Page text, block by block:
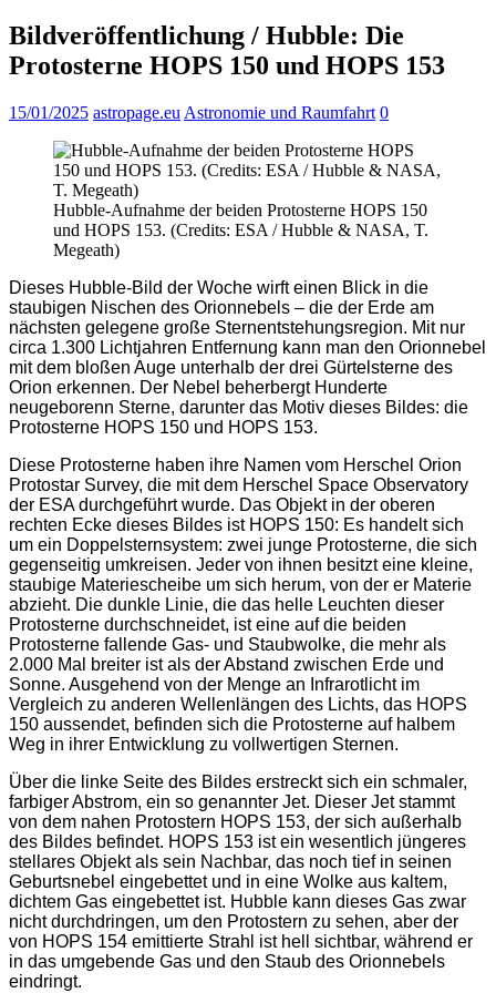
Bildveröffentlichung / Hubble: Die
Protosterne HOPS 150 und HOPS 153
15/01/2025 astropage.eu Astronomie und Raumfahrt 0
Hubble-Aufnahme der beiden Protosterne HOPS 150
und HOPS 153. (Credits: ESA / Hubble & NASA, T.
Megeath)
Dieses Hubble-Bild der Woche wirft einen Blick in die
staubigen Nischen des Orionnebels – die der Erde am
nächsten gelegene große Sternentstehungsregion. Mit nur
circa 1.300 Lichtjahren Entfernung kann man den Orionnebel
mit dem bloßen Auge unterhalb der drei Gürtelsterne des
Orion erkennen. Der Nebel beherbergt Hunderte
neugeborenn Sterne, darunter das Motiv dieses Bildes: die
Protosterne HOPS 150 und HOPS 153.
Diese Protosterne haben ihre Namen vom Herschel Orion
Protostar Survey, die mit dem Herschel Space Observatory
der ESA durchgeführt wurde. Das Objekt in der oberen
rechten Ecke dieses Bildes ist HOPS 150: Es handelt sich
um ein Doppelsternsystem: zwei junge Protosterne, die sich
gegenseitig umkreisen. Jeder von ihnen besitzt eine kleine,
staubige Materiescheibe um sich herum, von der er Materie
abzieht. Die dunkle Linie, die das helle Leuchten dieser
Protosterne durchschneidet, ist eine auf die beiden
Protosterne fallende Gas- und Staubwolke, die mehr als
2.000 Mal breiter ist als der Abstand zwischen Erde und
Sonne. Ausgehend von der Menge an Infrarotlicht im
Vergleich zu anderen Wellenlängen des Lichts, das HOPS
150 aussendet, befinden sich die Protosterne auf halbem
Weg in ihrer Entwicklung zu vollwertigen Sternen.
Über die linke Seite des Bildes erstreckt sich ein schmaler,
farbiger Abstrom, ein so genannter Jet. Dieser Jet stammt
von dem nahen Protostern HOPS 153, der sich außerhalb
des Bildes befindet. HOPS 153 ist ein wesentlich jüngeres
stellares Objekt als sein Nachbar, das noch tief in seinen
Geburtsnebel eingebettet und in eine Wolke aus kaltem,
dichtem Gas eingebettet ist. Hubble kann dieses Gas zwar
nicht durchdringen, um den Protostern zu sehen, aber der
von HOPS 154 emittierte Strahl ist hell sichtbar, während er
in das umgebende Gas und den Staub des Orionnebels
eindringt.